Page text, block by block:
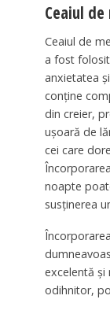
Ceaiul de
Ceaiul de
a fost
anxietatea
conține
din creier,
ușoară de
cei care
noapte
susținerea
excelentă și
odihnitor,